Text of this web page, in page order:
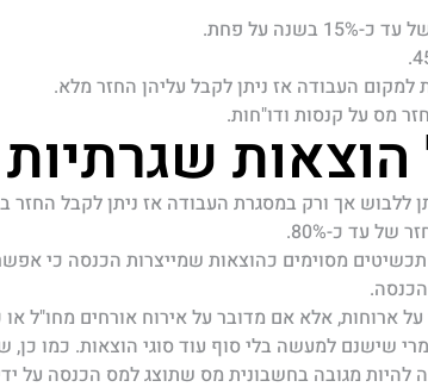
בשנה על פחת.
העבודה אז ניתן לקבל עליהן החזר מלא.
מס על קנסות ודו"חות.
שגרתיות
עד כ-80%.
מסוימים כהוצאות שמייצרות הכנסה כי
ארוחות, אלא אם מדובר על אירוח אורחים מחו"ל או
שישנם למעשה בלי סוף עוד סוגי הוצאות. כמו